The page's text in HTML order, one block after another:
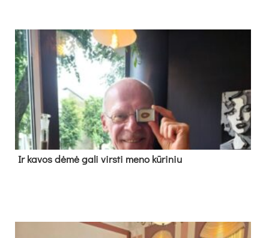
Ir ka­vos dė­mė ga­li virs­ti me­no kū­ri­niu